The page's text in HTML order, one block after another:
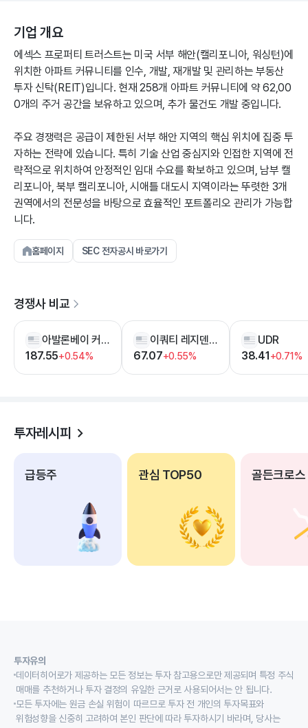
기업 개요
에섹스 프로퍼티 트러스트는 미국 서부 해안(캘리포니아, 워싱턴)에
위치한 아파트 커뮤니티를 인수, 개발, 재개발 및 관리하는 부동산
투자 신탁(REIT)입니다. 현재 258개 아파트 커뮤니티에 약 62,00
0개의 주거 공간을 보유하고 있으며, 추가 물건도 개발 중입니다.
주요 경쟁력은 공급이 제한된 서부 해안 지역의 핵심 위치에 집중 투
자하는 전략에 있습니다. 특히 기술 산업 중심지와 인접한 지역에 전
략적으로 위치하여 안정적인 임대 수요를 확보하고 있으며, 남부 캘
리포니아, 북부 캘리포니아, 시애틀 대도시 지역이라는 뚜렷한 3개
권역에서의 전문성을 바탕으로 효율적인 포트폴리오 관리가 가능합
니다.
홈페이지 SEC 전자공시 바로가기
경쟁사 비교
아발론베이 커뮤니티즈
187.55+0.54%
이쿼티 레지덴셜
67.07+0.55%
UDR
38.41+0.71%
투자레시피
급등주 관심 TOP50 골든크로스
투자유의
데이터히어로가 제공하는 모든 정보는 투자 참고용으로만 제공되며 특정 주식
매매를 추천하거나 투자 결정의 유일한 근거로 사용되어서는 안 됩니다.
모든 투자에는 원금 손실 위험이 따르므로 투자 전 개인의 투자목표와
위험성향을 신중히 고려하여 본인 판단에 따라 투자하시기 바라며, 당사는